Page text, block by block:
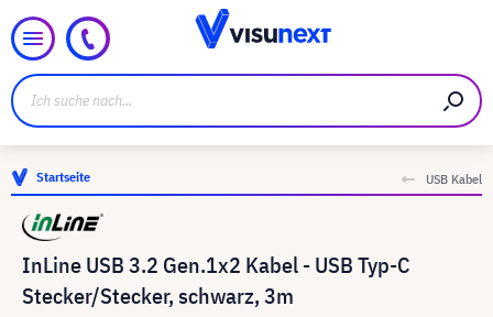
Startseite USB Kabel
InLine USB 3.2 Gen.1x2 Kabel - USB Typ-C
Stecker/Stecker, schwarz, 3m